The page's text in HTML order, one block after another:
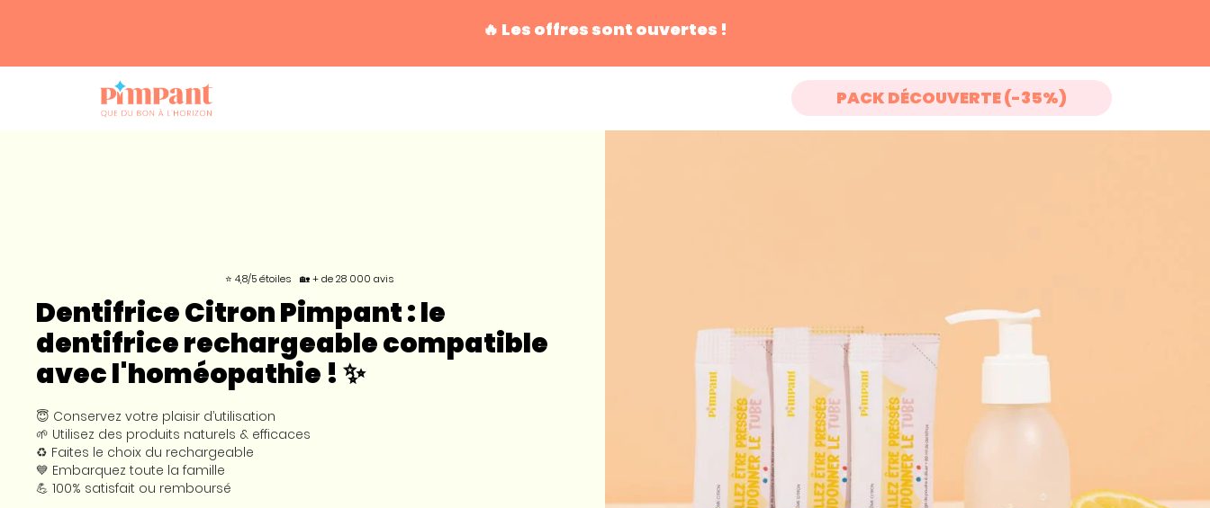
🔥 Les offres sont ouvertes !
PACK DÉCOUVERTE (-35%)
⭐ 4,8/5 étoiles 🏡 + de 28 000 avis
Dentifrice Citron Pimpant : le
dentifrice rechargeable compatible
avec l'homéopathie ! ✨
😇 Conservez votre plaisir d’utilisation
🌱 Utilisez des produits naturels & efficaces
♻️ Faites le choix du rechargeable
💙 Embarquez toute la famille
💪 100% satisfait ou remboursé